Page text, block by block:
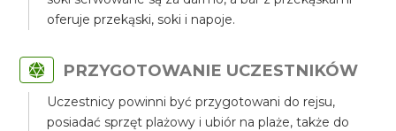
oferuje przekąski, soki i napoje.
PRZYGOTOWANIE UCZESTNIKÓW
Uczestnicy powinni być przygotowani do rejsu,
posiadać sprzęt plażowy i ubiór na plaże, także do